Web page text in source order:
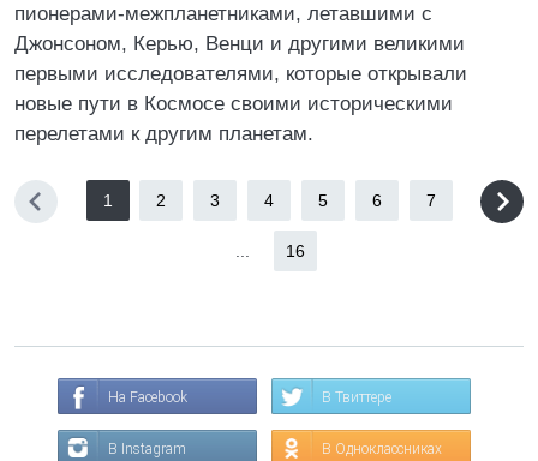
пионерами-межпланетниками, летавшими с
Джонсоном, Керью, Венци и другими великими
первыми исследователями, которые открывали
новые пути в Космосе своими историческими
перелетами к другим планетам.
1 2 3 4 5 6 7
16
На Facebook В Твиттере
В Instagram В Одноклассниках